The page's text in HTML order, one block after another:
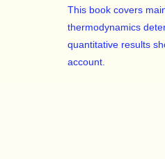
This book covers
thermodynamics
quantitative results
account.